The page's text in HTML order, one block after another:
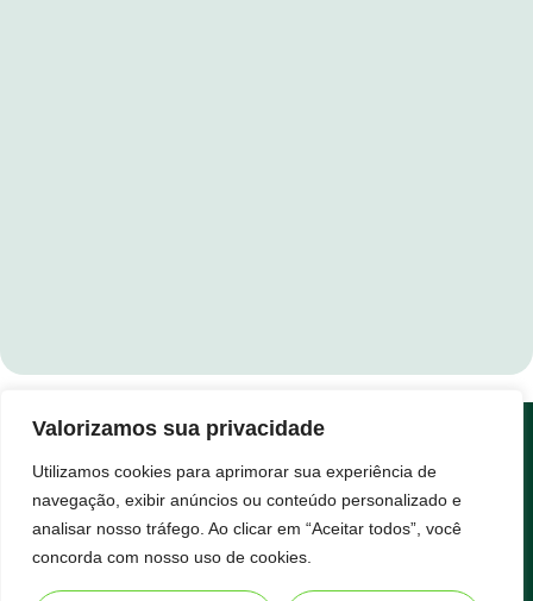
Valorizamos sua privacidade
Utilizamos cookies para aprimorar sua experiência de
navegação, exibir anúncios ou conteúdo personalizado e
analisar nosso tráfego. Ao clicar em “Aceitar todos”, você
concorda com nosso uso de cookies.
+55 (31) 99541-7535